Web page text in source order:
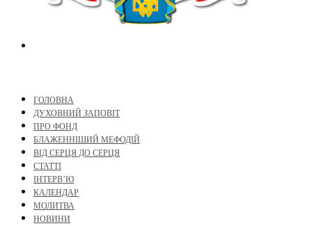
ГОЛОВНА
ДУХОВНИЙ ЗАПОВІТ
ПРО ФОНД
БЛАЖЕННІШИЙ МЕФОДІЙ
ВІД СЕРЦЯ ДО СЕРЦЯ
СТАТТІ
ІНТЕРВ’Ю
КАЛЕНДАР
МОЛИТВА
НОВИНИ